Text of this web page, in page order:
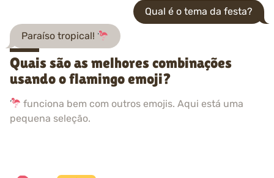
Qual é o tema da festa?
Paraíso tropical!
Quais são as melhores combinações
usando o flamingo emoji?
funciona bem com outros emojis. Aqui está uma
pequena seleção.